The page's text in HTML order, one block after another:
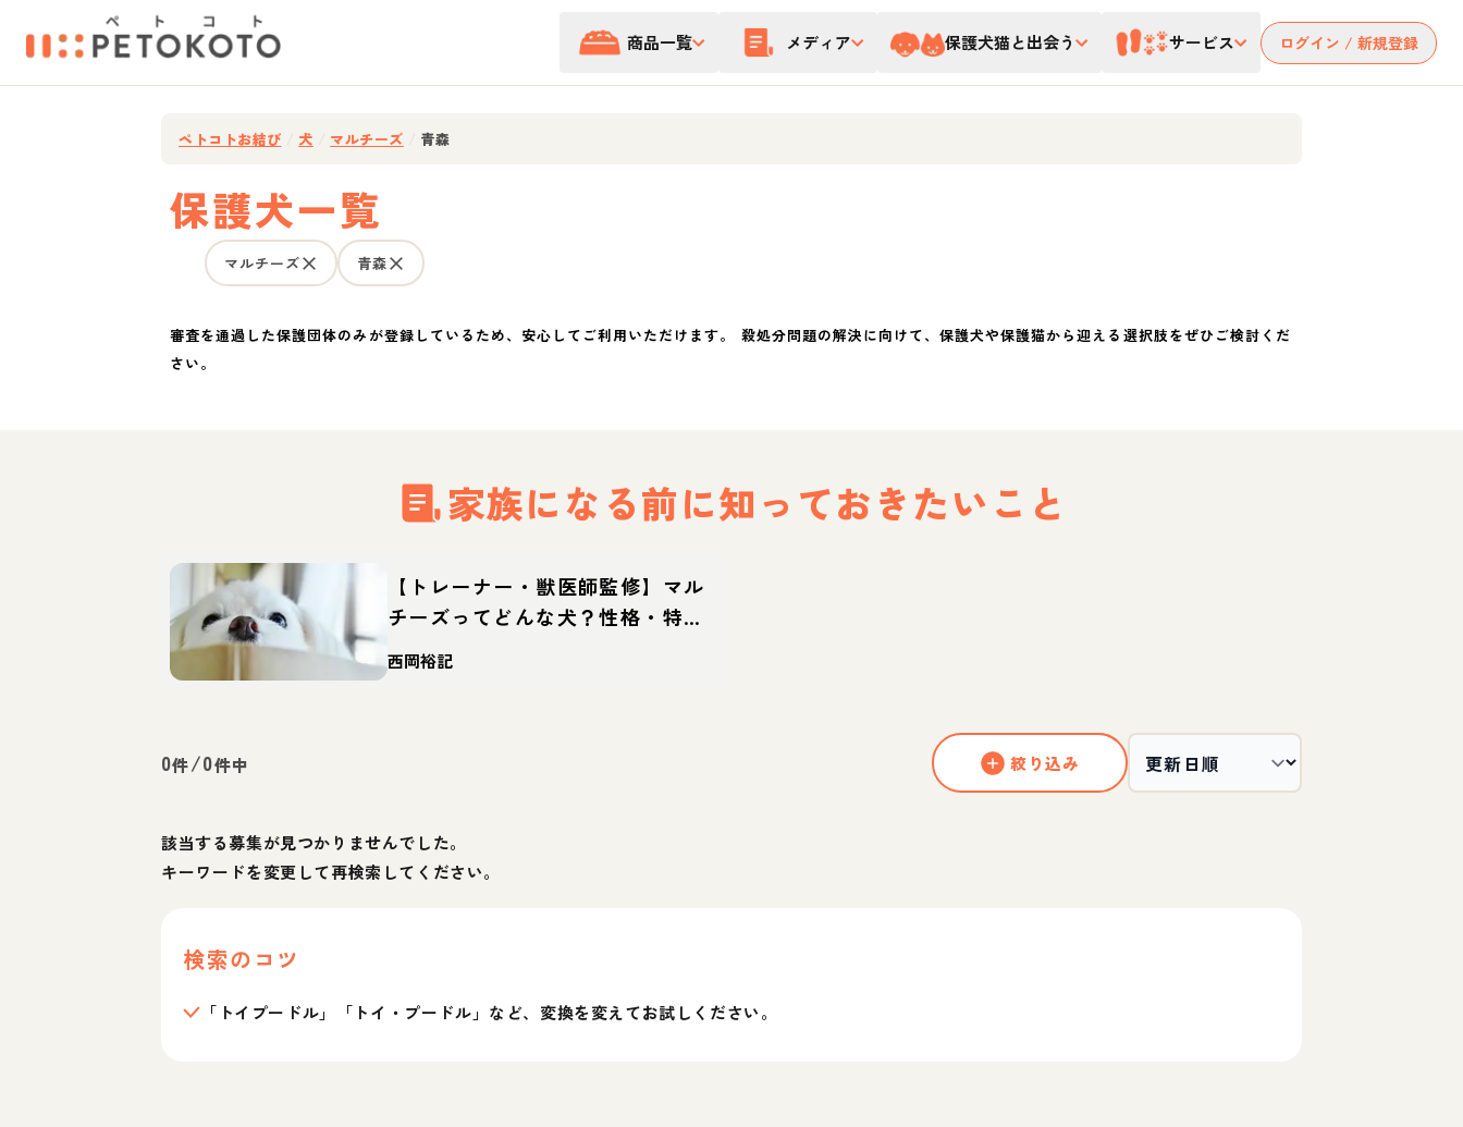
商品一覧 メディア 保護犬猫と出会う サービス ログイン / 新規登録
ペトコトお結び 犬 マルチーズ 青森
保護犬一覧
マルチーズ 青森
審査を通過した保護団体のみが登録しているため、安心してご利用いただけます。 殺処分問題の解決に向けて、保護犬や保護猫から迎える選択肢をぜひご検討くだ
さい。
家族になる前に知っておきたいこと
【トレーナー・獣医師監修】マル
チーズってどんな犬？性格・特
徴・育て方・迎え方
西岡裕記
0件/0件中 絞り込み
該当する募集が見つかりませんでした。
キーワードを変更して再検索してください。
検索のコツ
「トイプードル」「トイ・プードル」など、変換を変えてお試しください。